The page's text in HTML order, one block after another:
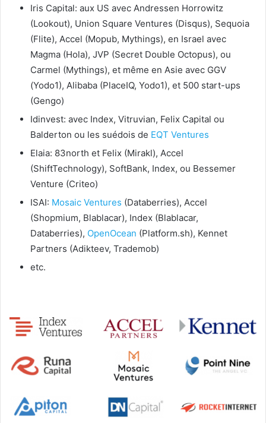
Iris Capital: aux US avec Andressen Horrowitz
(Lookout), Union Square Ventures (Disqus), Sequoia
(Flite), Accel (Mopub, Mythings), en Israel avec
Magma (Hola), JVP (Secret Double Octopus), ou
Carmel (Mythings), et même en Asie avec GGV
(Yodo1), Alibaba (PlaceIQ, Yodo1), et 500 start-ups
(Gengo)
Idinvest: avec Index, Vitruvian, Felix Capital ou
Balderton ou les suédois de EQT Ventures
Elaia: 83north et Felix (Mirakl), Accel
(ShiftTechnology), SoftBank, Index, ou Bessemer
Venture (Criteo)
ISAI: Mosaic Ventures (Databerries), Accel
(Shopmium, Blablacar), Index (Blablacar,
Databerries), OpenOcean (Platform.sh), Kennet
Partners (Adikteev, Trademob)
etc.